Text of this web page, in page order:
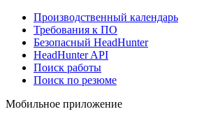
Производственный календарь
Требования к ПО
Безопасный HeadHunter
HeadHunter API
Поиск работы
Поиск по резюме
Мобильное приложение